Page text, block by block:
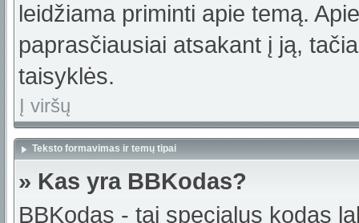
leidžiama priminti apie temą.
paprasčiausiai atsakant į ją,
taisyklės.
Į viršų
Teksto formavimas ir temų tipai
» Kas yra BBKodas?
BBKodas - tai specialus kodas